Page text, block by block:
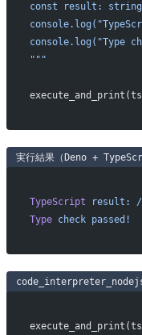
const result:
console.log("Type
"""
実行結果（Deno +
TypeScript result:
/
Type check passed!